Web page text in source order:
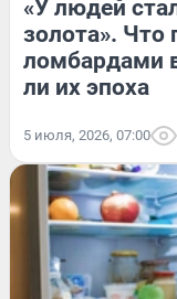
«У людей
золота». Что
ломбардами
ли их эпоха
5 июля, 2026, 07:00